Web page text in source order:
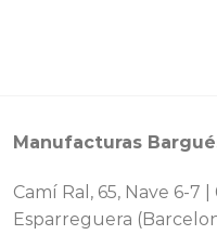
Manufacturas
Camí Ral, 65, Nave 6-7
Esparreguera